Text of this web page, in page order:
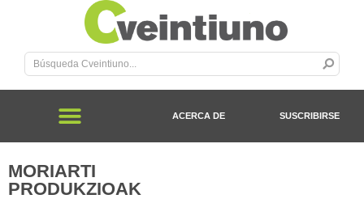
ACERCA DE SUSCRIBIRSE
MORIARTI
PRODUKZIOAK